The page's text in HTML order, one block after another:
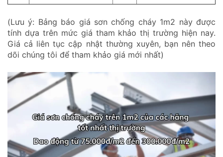
(Lưu ý: Bảng báo giá sơn chống cháy 1m2 này được
tính dựa trên mức giá tham khảo thị trường hiện nay.
Giá cả liên tục cập nhật thường xuyên, bạn nên theo
dõi chúng tôi để tham khảo giá mới nhất)